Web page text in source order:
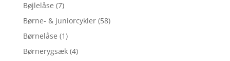
Bøjlelåse (7)
Børne- & juniorcykler (58)
Børnelåse (1)
Børnerygsæk (4)